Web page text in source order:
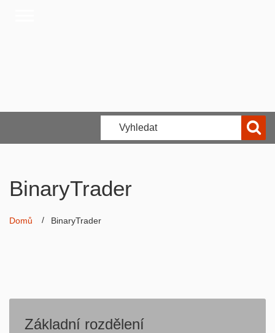
BinaryTrader
Domů BinaryTrader
Základní rozdělení